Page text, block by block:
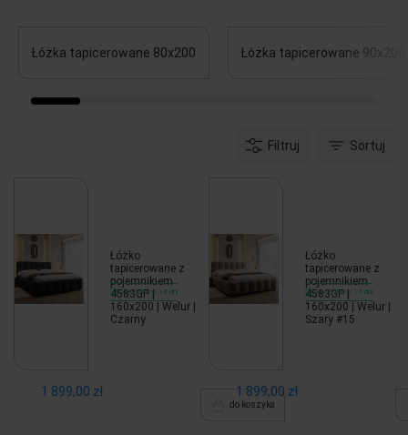
Łóżka tapicerowane 80x200 Łóżka tapicerowane 90x200
Filtruj Sortuj
Łóżko
tapicerowane z
pojemnikiem
4583GP |
160x200 | Welur |
Czarny
Wysyłka w 14 dni
1 899,00 zł
do koszyka
Łóżko
tapicerowane z
pojemnikiem
4583GP |
160x200 | Welur |
Szary #15
Wysyłka w 14 dni
1 899,00 zł